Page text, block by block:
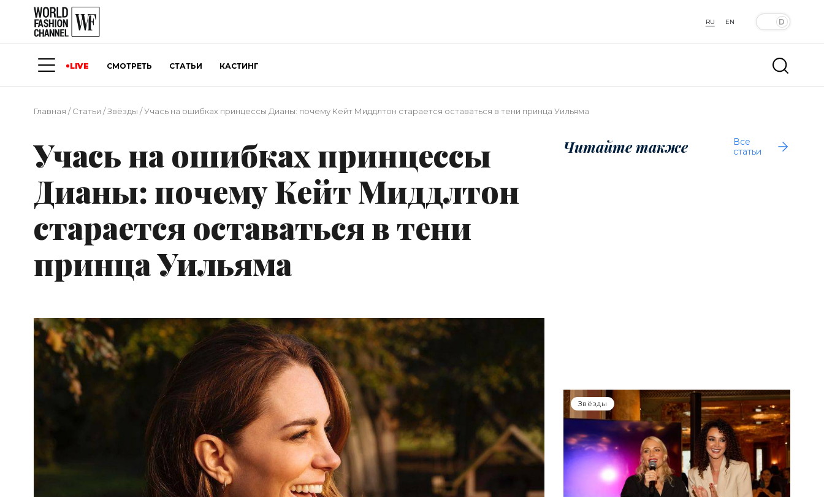
RU EN
LIVE СМОТРЕТЬ СТАТЬИ КАСТИНГ
Главная /Статьи /Звёзды /Учась на ошибках принцессы Дианы: почему Кейт Миддлтон старается оставаться в тени принца Уильяма
Учась на ошибках принцессы
Дианы: почему Кейт Миддлтон
старается оставаться в тени
принца Уильяма
Читайте также
Все
статьи
Звёзды